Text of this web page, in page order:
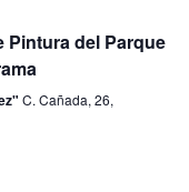
e
n
del Parque
C. Cañada, 26,